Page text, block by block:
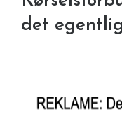
det